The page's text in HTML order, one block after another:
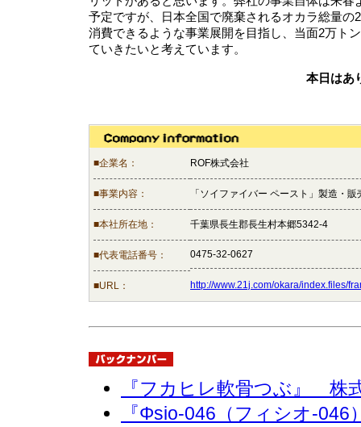
予定ですが、日本全国で廃棄されるオカラ総量の
消費できるような事業展開を目指し、当面2万ト
ていきたいと考えています。
本日はあ
■企業名： ROF株式会社
■事業内容： 「ソイファイバー ペースト」製造・
■本社所在地： 千葉県長生郡長生村本郷5342-4
■代表電話番号： 0475-32-0627
■URL： http://www.21j.com/okara/index.files/
『フカヒレ軟骨つぶ』 株
『Φsio-046（フィシオ-